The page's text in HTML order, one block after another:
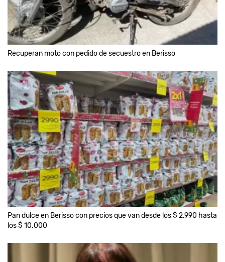
Recuperan moto con pedido de secuestro en Berisso
Pan dulce en Berisso con precios que van desde los $ 2.990 hasta
los $ 10.000